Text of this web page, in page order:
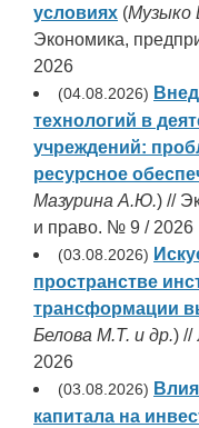
условиях (Музыко
Экономика,
2026
(04.08.2026)
технологий в
учреждений:
ресурсное
Мазурина А.Ю.) //
и право. № 9 / 2026
(03.08.2026)
пространстве
трансформации
Белова М.Т. и др.) //
2026
(03.08.2026)
капитала на